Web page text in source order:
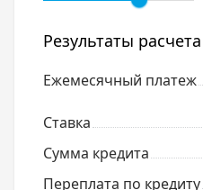
Одним из центров
жителей района, но
Краснодара станет
святой Блаженной
Новый храмовый
количеством
строительства сюда
Результаты расчета
Ежемесячный платеж
Ставка
Сумма кредита
Переплата по кредиту